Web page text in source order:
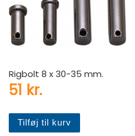
Rigbolt 8 x 30-35 mm.
51 kr.
Tilføj til kurv